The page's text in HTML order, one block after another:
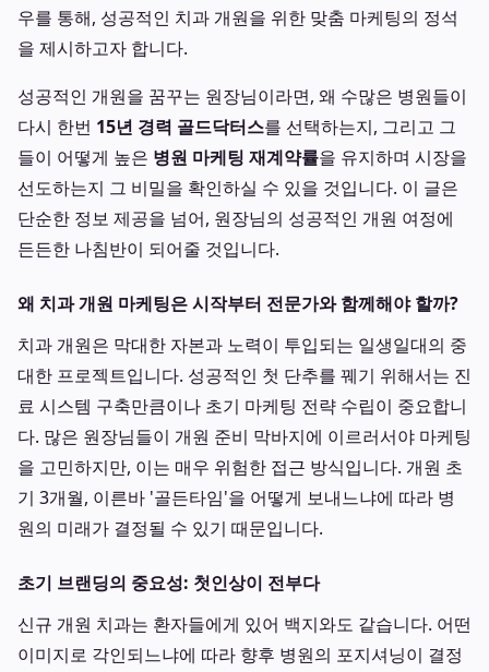
우를 통해, 성공적인 치과 개원을 위한 맞춤 마케팅의 정석
을 제시하고자 합니다.
성공적인 개원을 꿈꾸는 원장님이라면, 왜 수많은 병원들이
다시 한번 15년 경력 골드닥터스를 선택하는지, 그리고 그
들이 어떻게 높은 병원 마케팅 재계약률을 유지하며 시장을
선도하는지 그 비밀을 확인하실 수 있을 것입니다. 이 글은
단순한 정보 제공을 넘어, 원장님의 성공적인 개원 여정에
든든한 나침반이 되어줄 것입니다.
왜 치과 개원 마케팅은 시작부터 전문가와 함께해야 할까?
치과 개원은 막대한 자본과 노력이 투입되는 일생일대의 중
대한 프로젝트입니다. 성공적인 첫 단추를 꿰기 위해서는 진
료 시스템 구축만큼이나 초기 마케팅 전략 수립이 중요합니
다. 많은 원장님들이 개원 준비 막바지에 이르러서야 마케팅
을 고민하지만, 이는 매우 위험한 접근 방식입니다. 개원 초
기 3개월, 이른바 '골든타임'을 어떻게 보내느냐에 따라 병
원의 미래가 결정될 수 있기 때문입니다.
초기 브랜딩의 중요성: 첫인상이 전부다
신규 개원 치과는 환자들에게 있어 백지와도 같습니다. 어떤
이미지로 각인되느냐에 따라 향후 병원의 포지셔닝이 결정